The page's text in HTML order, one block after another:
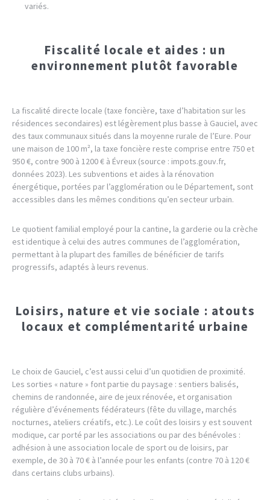
variés.
Fiscalité locale et aides : un
environnement plutôt favorable
La fiscalité directe locale (taxe foncière, taxe d’habitation sur les
résidences secondaires) est légèrement plus basse à Gauciel, avec
des taux communaux situés dans la moyenne rurale de l’Eure. Pour
une maison de 100 m², la taxe foncière reste comprise entre 750 et
950 €, contre 900 à 1200 € à Évreux (source : impots.gouv.fr,
données 2023). Les subventions et aides à la rénovation
énergétique, portées par l’agglomération ou le Département, sont
accessibles dans les mêmes conditions qu’en secteur urbain.
Le quotient familial employé pour la cantine, la garderie ou la crèche
est identique à celui des autres communes de l’agglomération,
permettant à la plupart des familles de bénéficier de tarifs
progressifs, adaptés à leurs revenus.
Loisirs, nature et vie sociale : atouts
locaux et complémentarité urbaine
Le choix de Gauciel, c’est aussi celui d’un quotidien de proximité.
Les sorties « nature » font partie du paysage : sentiers balisés,
chemins de randonnée, aire de jeux rénovée, et organisation
régulière d’événements fédérateurs (fête du village, marchés
nocturnes, ateliers créatifs, etc.). Le coût des loisirs y est souvent
modique, car porté par les associations ou par des bénévoles :
adhésion à une association locale de sport ou de loisirs, par
exemple, de 30 à 70 € à l’année pour les enfants (contre 70 à 120 €
dans certains clubs urbains).